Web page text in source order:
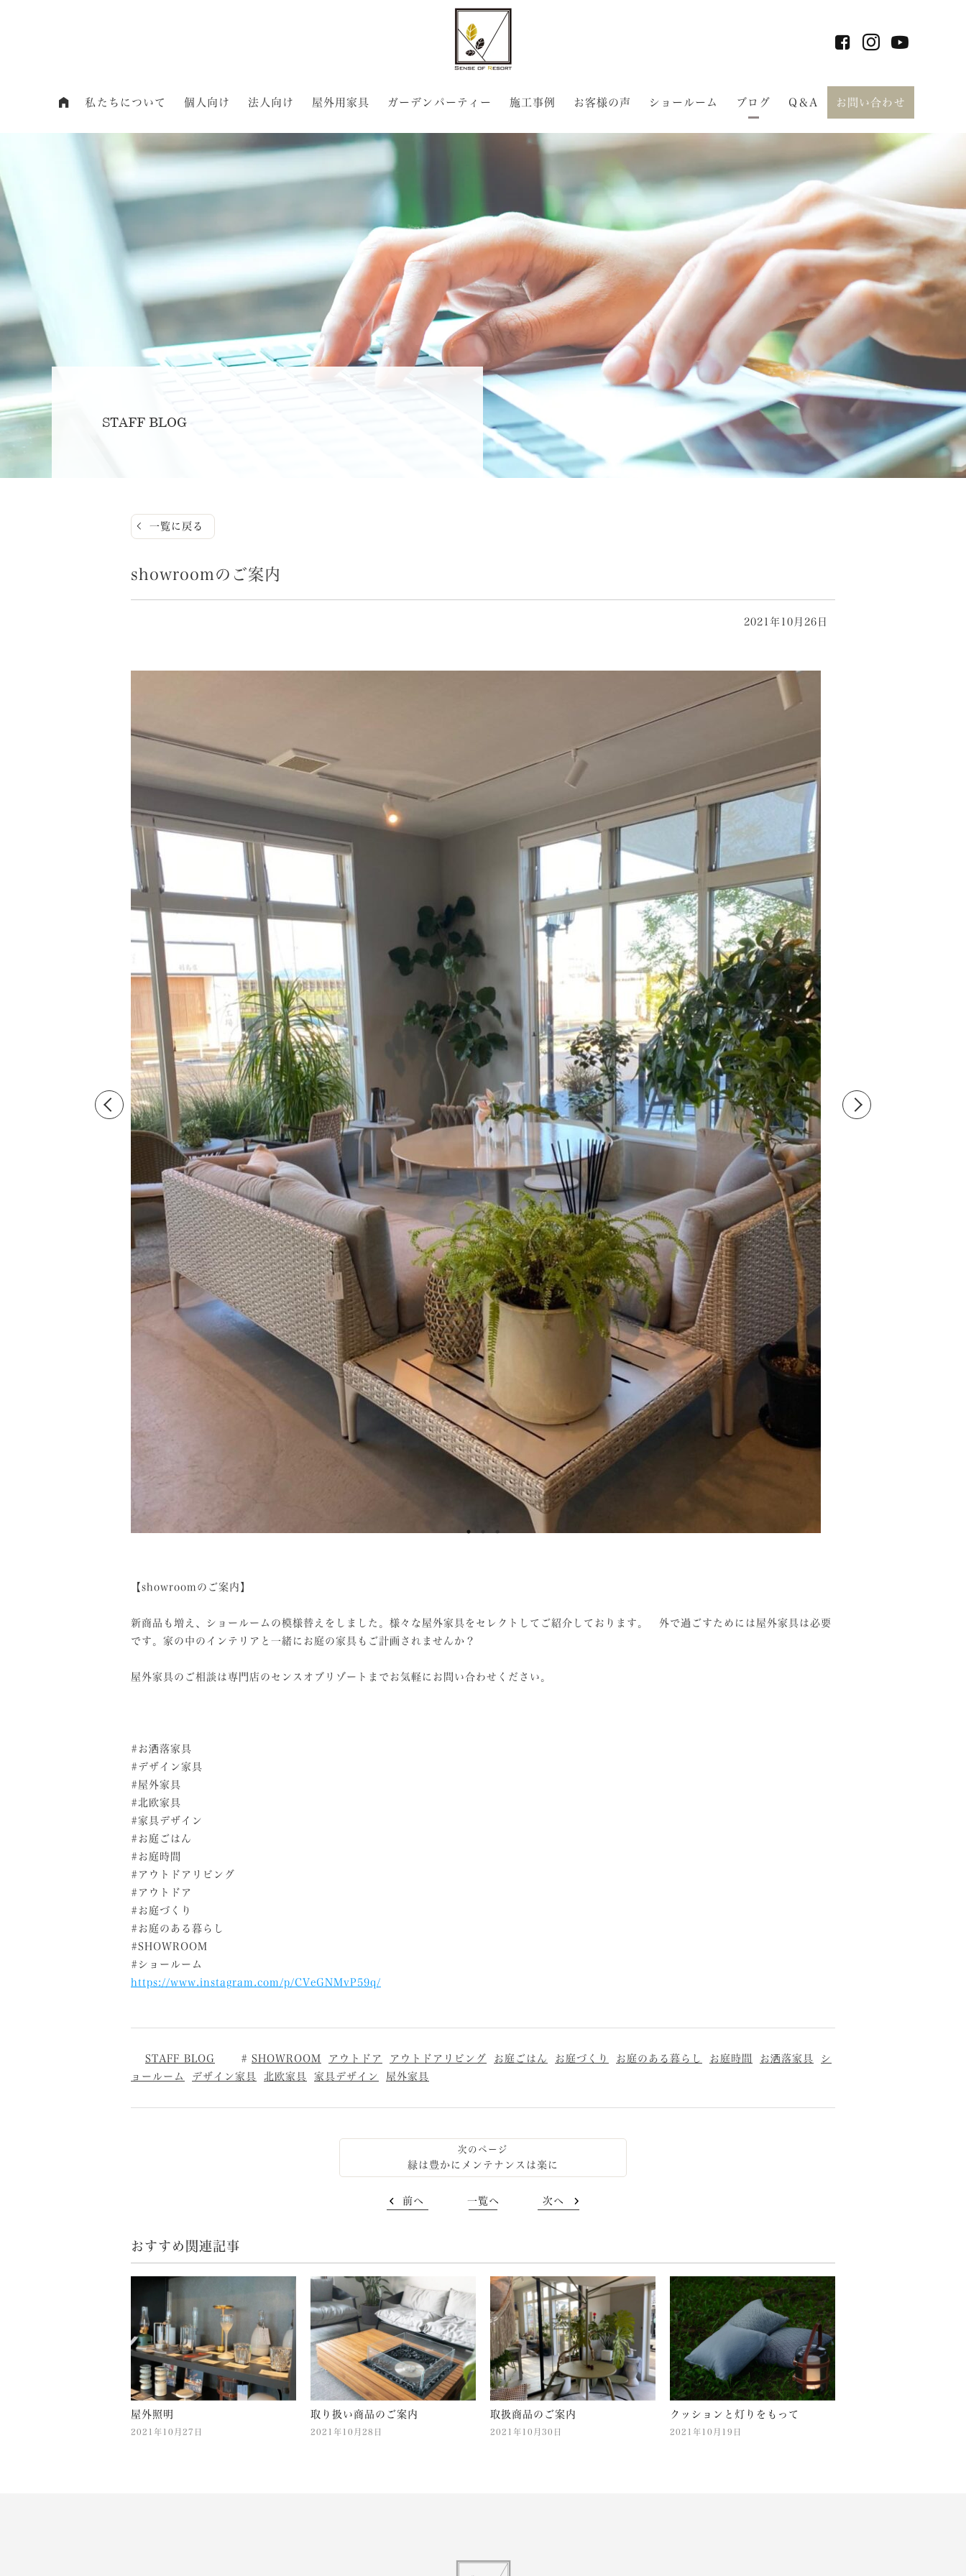
私たちについて 個人向け 法人向け 屋外用家具 ガーデンパーティー 施工事例 お客様の声 ショールーム ブログ Q＆A お問い合わせ
STAFF BLOG
一覧に戻る
showroomのご案内
2021年10月26日
【showroomのご案内】
新商品も増え、ショールームの模様替えをしました。様々な屋外家具をセレクトしてご紹介しております。 外で過ごすためには屋外家具は必要
です。家の中のインテリアと一緒にお庭の家具もご計画されませんか？
屋外家具のご相談は専門店のセンスオブリゾートまでお気軽にお問い合わせください。
#お洒落家具
#デザイン家具
#屋外家具
#北欧家具
#家具デザイン
#お庭ごはん
#お庭時間
#アウトドアリビング
#アウトドア
#お庭づくり
#お庭のある暮らし
#SHOWROOM
#ショールーム
https://www.instagram.com/p/CVeGNMvP59q/
STAFF BLOG SHOWROOM アウトドア アウトドアリビング お庭ごはん お庭づくり お庭のある暮らし お庭時間 お洒落家具
シ
ョールーム
デザイン家具 北欧家具 家具デザイン 屋外家具
緑は豊かにメンテナンスは楽に
前へ 一覧へ 次へ
おすすめ関連記事
屋外照明
2021年10月27日
取り扱い商品のご案内
2021年10月28日
取扱商品のご案内
2021年10月30日
クッションと灯りをもって
2021年10月19日